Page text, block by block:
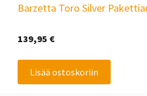
Barzetta Toro Silver
139,95 €
Lisää ostoskoriin